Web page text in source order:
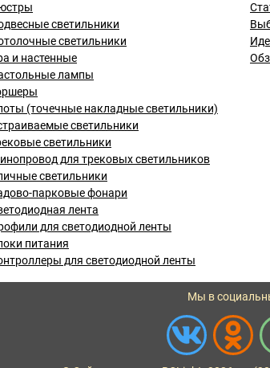
светильники
светильники
и настенные
лампы
(точечные накладные светильники)
светильники
светильники
для трековых светильников
светильники
парковые фонари
лента
для светодиодной ленты
питания
для светодиодной ленты
Мы в